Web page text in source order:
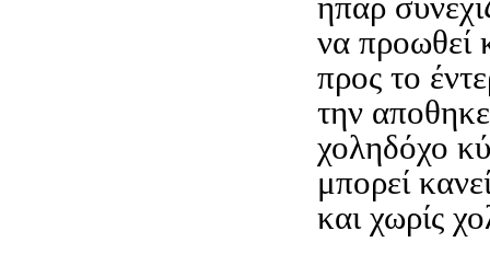
να προωθεί
προς το
την
χοληδόχο
μπορεί
και χωρίς